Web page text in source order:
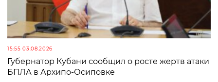
15:55 03.08.2026
Губернатор Кубани сообщил о росте жертв атаки
БПЛА в Архипо-Осиповке